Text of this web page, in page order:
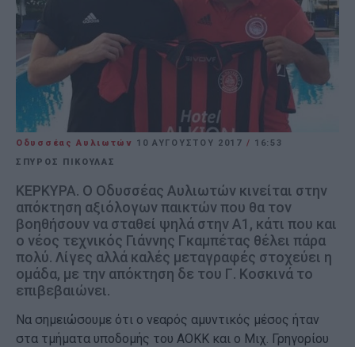
Οδυσσέας Αυλιωτών 10 ΑΥΓΟΎΣΤΟΥ 2017 / 16:53
ΣΠΥΡΟΣ ΠΙΚΟΥΛΑΣ
ΚΕΡΚΥΡΑ. Ο Οδυσσέας Αυλιωτών κινείται στην
απόκτηση αξιόλογων παικτών που θα τον
βοηθήσουν να σταθεί ψηλά στην Α1, κάτι που και
ο νέος τεχνικός Γιάννης Γκαμπέτας θέλει πάρα
πολύ. Λίγες αλλά καλές μεταγραφές στοχεύει η
ομάδα, με την απόκτηση δε του Γ. Κοσκινά το
επιβεβαιώνει.
Να σημειώσουμε ότι ο νεαρός αμυντικός μέσος ήταν
στα τμήματα υποδομής του ΑΟΚΚ και ο Μιχ. Γρηγορίου